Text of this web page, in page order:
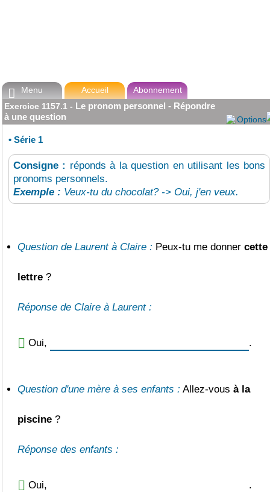
 Menu Accueil
Abonnement
Exercice 1157.1 - Le pronom personnel - Répondre
à une question
Options
• Série 1
Consigne : réponds à la question en utilisant les bons
pronoms personnels.
Exemple : Veux-tu du chocolat? -> Oui, j'en veux.
Question de Laurent à Claire : Peux-tu me donner cette
lettre ?
Réponse de Claire à Laurent :
Oui, .
Question d'une mère à ses enfants : Allez-vous à la
piscine ?
Réponse des enfants :
Oui, .